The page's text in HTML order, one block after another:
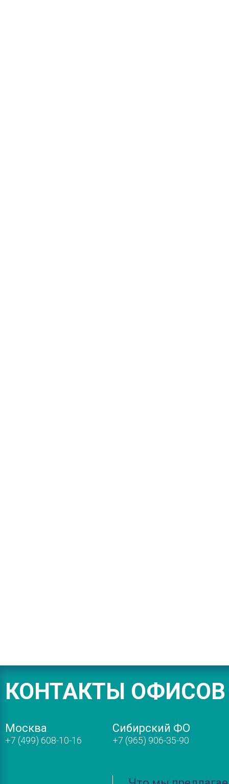
КОНТАКТЫ ОФИСОВ
Москва
+7 (499) 608-10-16
Сибирский ФО
+7 (965) 906-35-90